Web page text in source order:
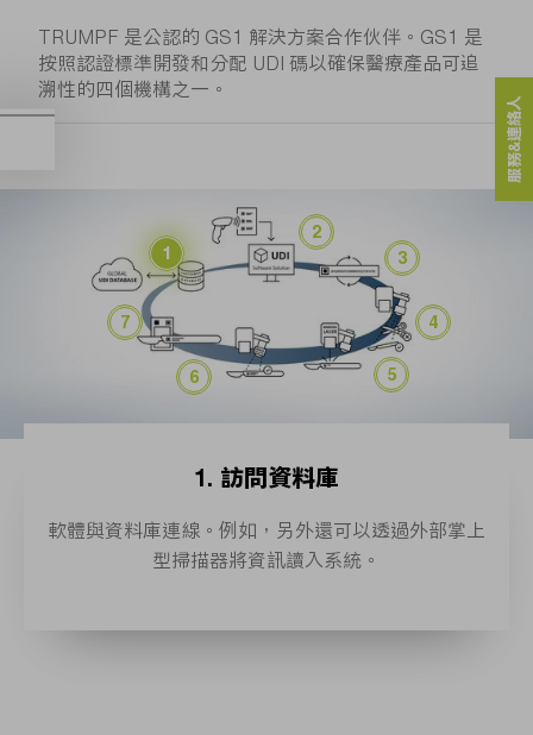
TRUMPF 是公認的 GS1 解決方案合作伙伴。GS1 是
按照認證標準開發和分配 UDI 碼以確保醫療產品可追
溯性的四個機構之一。
1. 訪問資料庫
軟體與資料庫連線。例如，另外還可以透過外部掌上
型掃描器將資訊讀入系統。
VisionLine Detect VisionLine Model
VisionLine OCR
VisionLine Code
服務&連絡人